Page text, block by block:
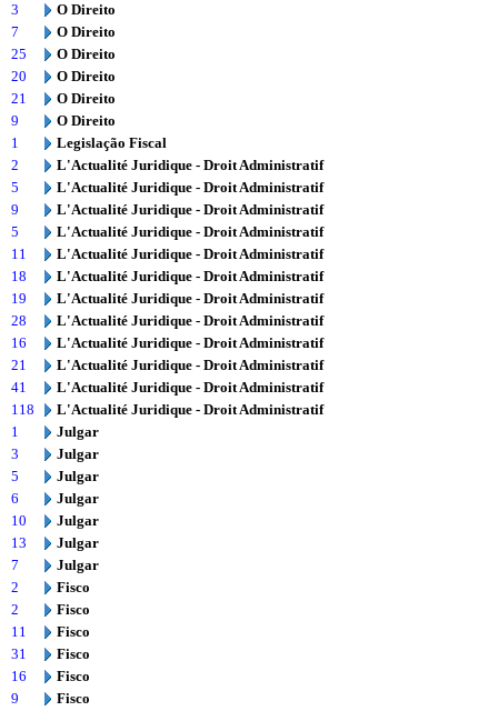
3
O Direito
7
O Direito
25
O Direito
20
O Direito
21
O Direito
9
O Direito
1
Legislação Fiscal
2
L'Actualité Juridique - Droit Administratif
5
L'Actualité Juridique - Droit Administratif
9
L'Actualité Juridique - Droit Administratif
5
L'Actualité Juridique - Droit Administratif
11
L'Actualité Juridique - Droit Administratif
18
L'Actualité Juridique - Droit Administratif
19
L'Actualité Juridique - Droit Administratif
28
L'Actualité Juridique - Droit Administratif
16
L'Actualité Juridique - Droit Administratif
21
L'Actualité Juridique - Droit Administratif
41
L'Actualité Juridique - Droit Administratif
118
L'Actualité Juridique - Droit Administratif
1
Julgar
3
Julgar
5
Julgar
6
Julgar
10
Julgar
13
Julgar
7
Julgar
2
Fisco
2
Fisco
11
Fisco
31
Fisco
16
Fisco
9
Fisco